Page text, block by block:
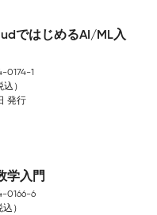
ではじめるAI/ML入
0174-1
）
発行
学入門
0166-6
）